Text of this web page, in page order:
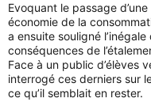
Evoquant le passage
économie de la
a ensuite souligné
conséquences de
Face à un public d’élèves
interrogé ces derniers sur
ce qu’il semblait en rester.